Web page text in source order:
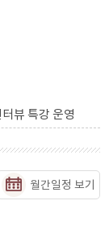
뷰 특강 운영
월간일정 보기